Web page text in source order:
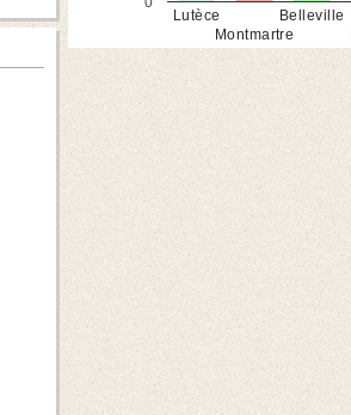
Lutèce
Montmartre
Belleville